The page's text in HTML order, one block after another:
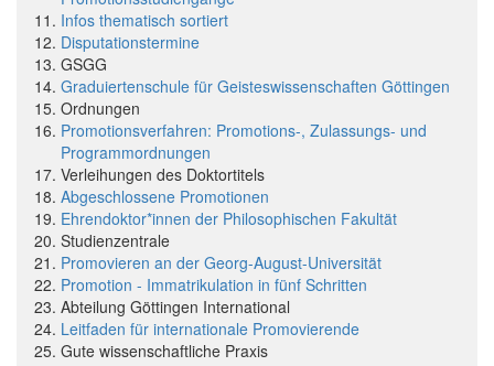
Infos thematisch sortiert
Disputationstermine
GSGG
Graduiertenschule für Geisteswissenschaften Göttingen
Ordnungen
Promotionsverfahren: Promotions-, Zulassungs- und
Programmordnungen
Verleihungen des Doktortitels
Abgeschlossene Promotionen
Ehrendoktor*innen der Philosophischen Fakultät
Studienzentrale
Promovieren an der Georg-August-Universität
Promotion - Immatrikulation in fünf Schritten
Abteilung Göttingen International
Leitfaden für internationale Promovierende
Gute wissenschaftliche Praxis